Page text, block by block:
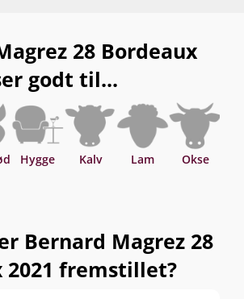
28 Bordeaux
godt til...
Hygge Kalv Lam Okse
Bernard Magrez 28
2021 fremstillet?